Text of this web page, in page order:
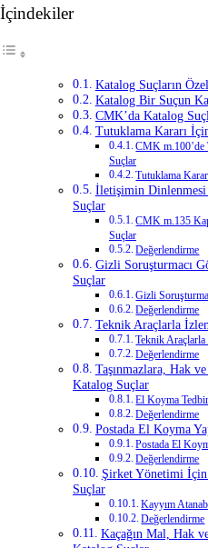
İçindekiler
Katalog Suçların
Katalog Bir Suçun
CMK’da Katalog
Tutuklama Kararı
CMK m.100’de
Suçlar
Tutuklama
İletişimin Dinlenmesi
Suçlar
CMK m.135
Suçlar
Değerlendirme
Gizli Soruşturmacı
Suçlar
Gizli
Değerlendirme
Teknik Araçlarla
Teknik
Değerlendirme
Taşınmazlara, Hak
Katalog Suçlar
El Koyma
Değerlendirme
Postada El Koyma
Postada El
Değerlendirme
Şirket Yönetimi
Suçlar
Kayyım
Değerlendirme
Kaçağın Mal, Hak